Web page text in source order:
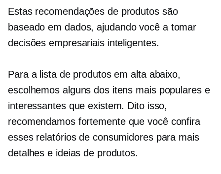
Estas recomendações de produtos são
baseado em dados, ajudando você a tomar
decisões empresariais inteligentes.
Para a lista de produtos em alta abaixo,
escolhemos alguns dos itens mais populares e
interessantes que existem. Dito isso,
recomendamos fortemente que você confira
esses relatórios de consumidores para mais
detalhes e ideias de produtos.